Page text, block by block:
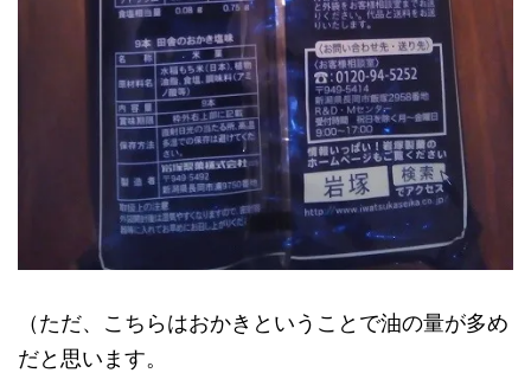
（ただ、こちらはおかきということで油の量が多め
だと思います。